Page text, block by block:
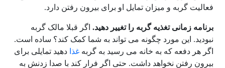
فعالیت گربه و میزان تمایل او برای بیرون رفتن دارد.
برنامه زمانی تغذیه گربه را تغییر دهید.اگر قبلا مالک گربه
نبودید. این مورد چگونه می تواند به شما کمک کند؟ ساده است.
اگر هر دفعه که به خانه می رسید به گربه غذا دهید تمایلی برای
بیرون رفتن نخواهد داشت. حتی اگر فرار کند با صدا زدنش به